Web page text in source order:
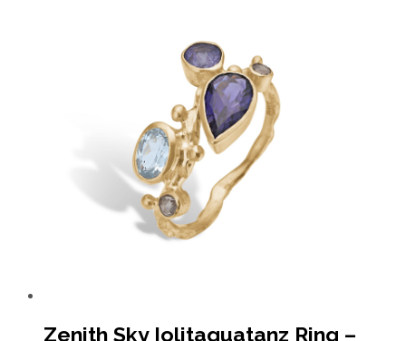
Zenith Sky Iolitaquatanz Ring –